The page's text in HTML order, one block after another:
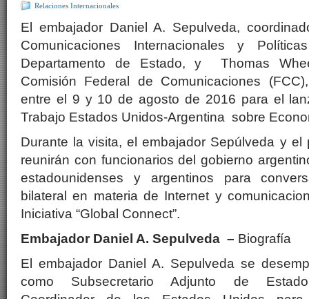
Relaciones Internacionales
El embajador Daniel A. Sepulveda,
Comunicaciones Internacionales y
Departamento de Estado, y Thomas
Comisión Federal de Comunicaciones
entre el 9 y 10 de agosto de 2016 para el
Trabajo Estados Unidos-Argentina sobre
Durante la visita, el embajador Sepúlveda y
reunirán con funcionarios del gobierno
estadounidenses y argentinos para
bilateral en materia de Internet y
Iniciativa “Global Connect”.
Embajador Daniel A. Sepulveda – Biografía
El embajador Daniel A. Sepulveda se
como Subsecretario Adjunto de